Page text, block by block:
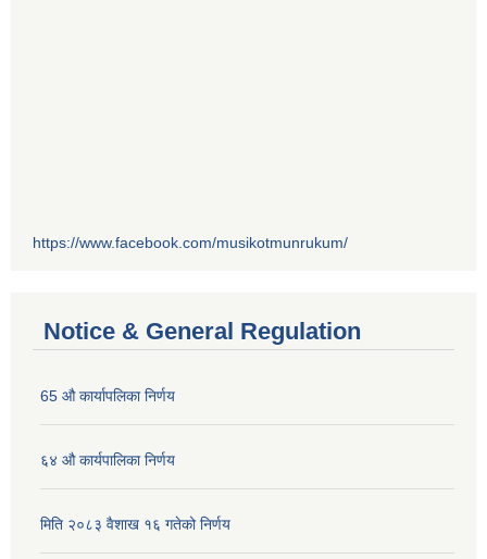
https://www.facebook.com/musikotmunrukum/
Notice & General Regulation
65 औ कार्यापलिका निर्णय
६४ औ कार्यपालिका निर्णय
मिति २०८३ वैशाख १६ गतेको निर्णय